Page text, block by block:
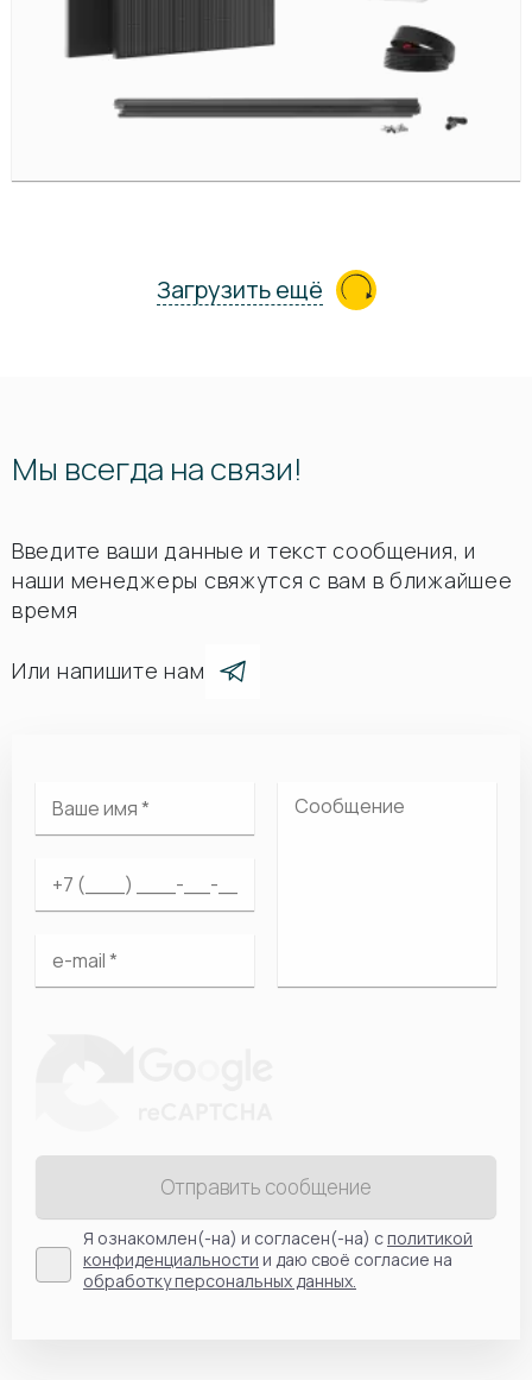
Загрузить ещё
Мы всегда на связи!
Введите ваши данные и текст сообщения, и
наши менеджеры свяжутся с вам в ближайшее
время
Или напишите нам
Отправить сообщение
Я ознакомлен(-на) и согласен(-на) сполитикой
конфиденциальности и даю своё согласие на
обработку персональных данных.